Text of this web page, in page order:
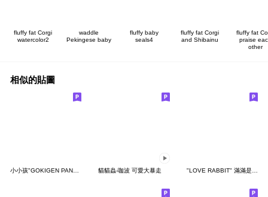
fluffy fat Corgi
watercolor2
waddle
Pekingese baby
fluffy baby
seals4
fluffy fat Corgi
and Shibainu
fluffy fat
praise
other
相似的貼圖
小小孩"GOKIGEN PANDA" 台灣版 貓貓蟲-咖波 可愛大暴走 "LOVE RABBIT" 滿滿是愛 台灣版